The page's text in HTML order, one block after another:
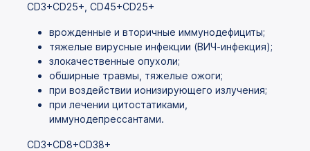
CD3+CD25+, CD45+CD25+
врожденные и вторичные иммунодефициты;
тяжелые вирусные инфекции (ВИЧ-инфекция);
злокачественные опухоли;
обширные травмы, тяжелые ожоги;
при воздействии ионизирующего излучения;
при лечении цитостатиками,
иммунодепрессантами.
CD3+CD8+CD38+